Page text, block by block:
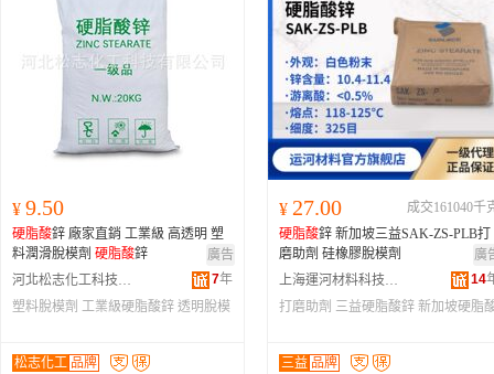
¥ 9.50
硬脂酸鋅 廠家直銷 工業級 高透明 塑
料潤滑脫模劑 硬脂酸鋅
廣告
河北松志化工科技有限公司
7年
塑料脫模劑 工業級硬脂酸鋅 透明脫模
松志化工 品牌
¥ 27.00
成交161040千
硬脂酸鋅 新加坡三益SAK-ZS-PLB打
磨助劑 硅橡膠脫模劑
廣
上海運河材料科技有限公司
14
打磨助劑 三益硬脂酸鋅 新加坡硬脂
三益 品牌